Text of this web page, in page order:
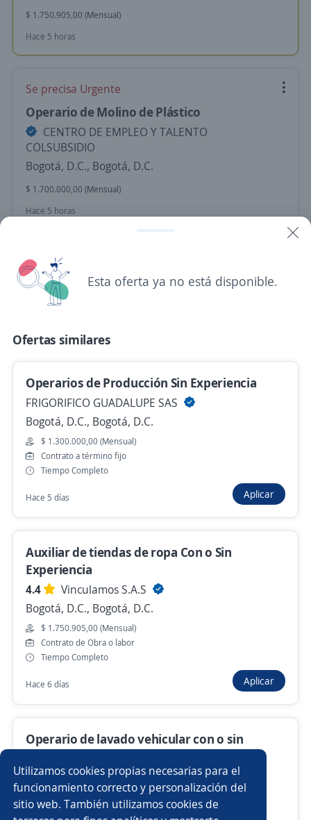
Utilizamos cookies propias necesarias para el
funcionamiento correcto y personalización del
sitio web. También utilizamos cookies de
$ 1.750.905,00 (Mensual)
Hace 5 horas
Se precisa Urgente
Operario de Molino de Plástico
CENTRO DE EMPLEO Y TALENTO
COLSUBSIDIO
Bogotá, D.C., Bogotá, D.C.
$ 1.700.000,00 (Mensual)
Hace 5 horas
operario de
producción/molinero/urgente/soacha
indumil
Bogotá, D.C., Bogotá, D.C.
Se precisa Urgente Empleo destacado
Operario de Producción – Planta de
Alimentos (Pollo)
4,5
S&A Servicios y Asesorias
Hace 5 horas
Anterior
Nuevas ofertas de empleo
Empleos similares
Coordinador/a de gestión humana Tornero fresador
Mezclador/a Auxiliar logística
Operario/a de máquina plana Inspector/a siso
Esta oferta ya no está disponible.
Ofertas similares
Operarios de Producción Sin Experiencia
FRIGORIFICO GUADALUPE SAS
Bogotá, D.C., Bogotá, D.C.
$ 1.300.000,00 (Mensual)
Contrato a término fijo
Tiempo Completo
Hace 5 días Aplicar
Auxiliar de tiendas de ropa Con o Sin
Experiencia
4.4
Vinculamos S.A.S
Bogotá, D.C., Bogotá, D.C.
$ 1.750.905,00 (Mensual)
Contrato de Obra o labor
Tiempo Completo
Hace 6 días Aplicar
Operario de lavado vehicular con o sin
Importante empresa del sector
Bogotá, D.C., Bogotá, D.C.
$ 1.423.500,00 (Mensual)